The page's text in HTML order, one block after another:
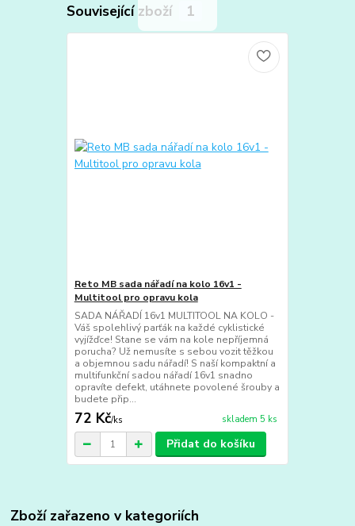
Související zboží 1
Reto MB sada nářadí na kolo 16v1 -
Multitool pro opravu kola
SADA NÁŘADÍ 16v1 MULTITOOL NA KOLO -
Váš spolehlivý parťák na každé cyklistické
vyjížďce! Stane se vám na kole nepříjemná
porucha? Už nemusíte s sebou vozit těžkou
a objemnou sadu nářadí! S naší kompaktní a
multifunkční sadou nářadí 16v1 snadno
opravíte defekt, utáhnete povolené šrouby a
budete přip...
72 Kč/ks skladem 5 ks
Přidat do košíku
Zboží zařazeno v kategoriích